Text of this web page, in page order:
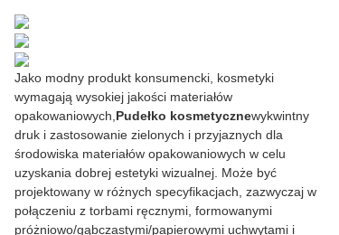
Jako modny produkt konsumencki, kosmetyki
wymagają wysokiej jakości materiałów
opakowaniowych, Pudełko kosmetycznewykwintny
druk i zastosowanie zielonych i przyjaznych dla
środowiska materiałów opakowaniowych w celu
uzyskania dobrej estetyki wizualnej. Może być
projektowany w różnych specyfikacjach, zazwyczaj w
połączeniu z torbami ręcznymi, formowanymi
próżniowo/gąbczastymi/papierowymi uchwytami i